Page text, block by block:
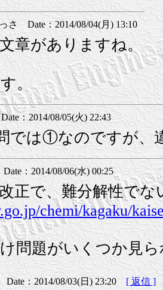
Date：2014/08/04(月) 13:10
章がありますね。
。
：2014/08/05(火) 22:43
では①なのですが、
：2014/08/06(水) 00:25
正で、難分解性で
chemi/kagaku/
問題がいくつか見
：2014/08/03(日) 23:20 [ 返信 ]